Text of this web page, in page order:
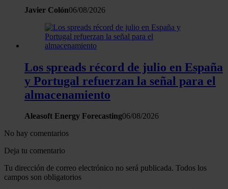
Javier Colón06/08/2026
Los spreads récord de julio en España
y Portugal refuerzan la señal para el
almacenamiento
Aleasoft Energy Forecasting06/08/2026
No hay comentarios
Deja tu comentario
Tu dirección de correo electrónico no será publicada. Todos los
campos son obligatorios